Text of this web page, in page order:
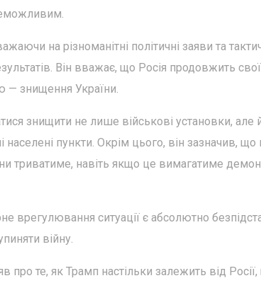
на різноманітні політичні заяви та
Він вважає, що Росія продовжить свої
— знищення України.
знищити не лише військові установки, але
пункти. Окрім цього, він зазначив, що
триватиме, навіть якщо це вимагатиме
врегулювання ситуації є абсолютно
війну.
те, як Трамп настільки залежить від